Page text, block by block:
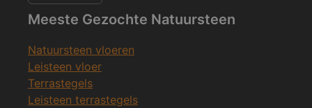
Meeste Gezochte Natuursteen
Natuursteen vloeren
Leisteen vloer
Terrastegels
Leisteen terrastegels